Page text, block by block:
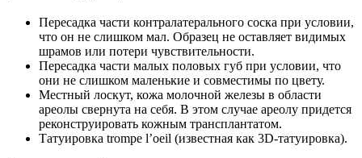
Пересадка части контралатерального соска при условии,
что он не слишком мал. Образец не оставляет видимых
шрамов или потери чувствительности.
Пересадка части малых половых губ при условии, что
они не слишком маленькие и совместимы по цвету.
Местный лоскут, кожа молочной железы в области
ареолы свернута на себя. В этом случае ареолу придется
реконструировать кожным трансплантатом.
Татуировка trompe l’oeil (известная как 3D-татуировка).